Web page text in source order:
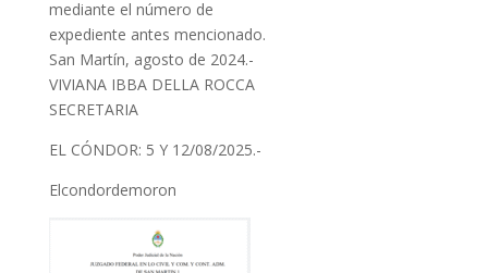
mediante el número de
expediente antes mencionado.
San Martín, agosto de 2024.-
VIVIANA IBBA DELLA ROCCA
SECRETARIA
EL CÓNDOR: 5 Y 12/08/2025.-
Elcondordemoron